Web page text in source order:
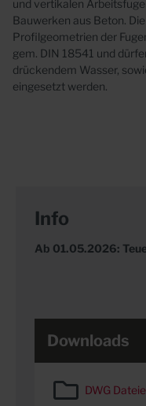
und vertikalen
Bauwerken aus Beton.
Profilgeometrien der
gem. DIN 18541 und
drückendem Wasser,
eingesetzt werden.
Info
Ab 01.05.2026:
Downloads
DWG